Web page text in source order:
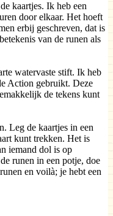
kaartjes. Ik heb een
door elkaar. Het hoeft
erbij geschreven, dat is
van de runen als
watervaste stift. Ik heb
Action gebruikt. Deze
de tekens kunt
Leg de kaartjes in een
kunt trekken. Het is
iemand dol is op
runen in een potje, doe
en voilà; je hebt een